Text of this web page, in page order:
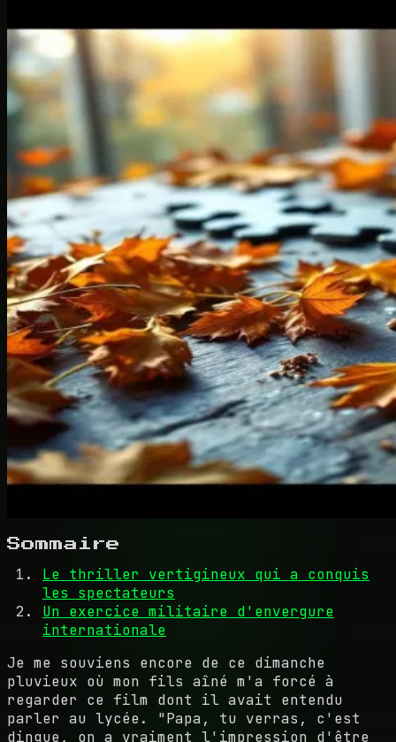
Sommaire
Le thriller vertigineux qui a conquis
les spectateurs
Un exercice militaire d'envergure
internationale
Je me souviens encore de ce dimanche
pluvieux où mon fils aîné m'a forcé à
regarder ce film dont il avait entendu
parler au lycée. "Papa, tu verras, c'est
dingue, on a vraiment l'impression d'être